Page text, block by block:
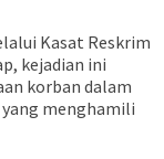
Kasat Reskrim
kejadian ini
korban dalam
menghamili